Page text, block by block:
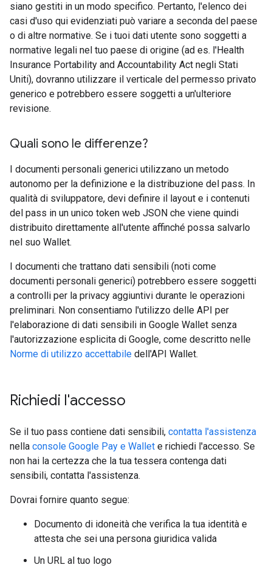
siano gestiti in un modo specifico. Pertanto, l'elenco dei
casi d'uso qui evidenziati può variare a seconda del paese
o di altre normative. Se i tuoi dati utente sono soggetti a
normative legali nel tuo paese di origine (ad es. l'Health
Insurance Portability and Accountability Act negli Stati
Uniti), dovranno utilizzare il verticale del permesso privato
generico e potrebbero essere soggetti a un'ulteriore
revisione.
Quali sono le differenze?
I documenti personali generici utilizzano un metodo
autonomo per la definizione e la distribuzione del pass. In
qualità di sviluppatore, devi definire il layout e i contenuti
del pass in un unico token web JSON che viene quindi
distribuito direttamente all'utente affinché possa salvarlo
nel suo Wallet.
I documenti che trattano dati sensibili (noti come
documenti personali generici) potrebbero essere soggetti
a controlli per la privacy aggiuntivi durante le operazioni
preliminari. Non consentiamo l'utilizzo delle API per
l'elaborazione di dati sensibili in Google Wallet senza
l'autorizzazione esplicita di Google, come descritto nelle
Norme di utilizzo accettabile dell'API Wallet.
Richiedi l'accesso
Se il tuo pass contiene dati sensibili, contatta l'assistenza
nella console Google Pay e Wallet e richiedi l'accesso. Se
non hai la certezza che la tua tessera contenga dati
sensibili, contatta l'assistenza.
Dovrai fornire quanto segue:
Documento di idoneità che verifica la tua identità e
attesta che sei una persona giuridica valida
Un URL al tuo logo